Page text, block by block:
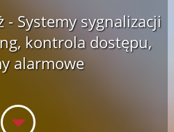
- Systemy sygnalizacji
kontrola dostępu,
alarmowe